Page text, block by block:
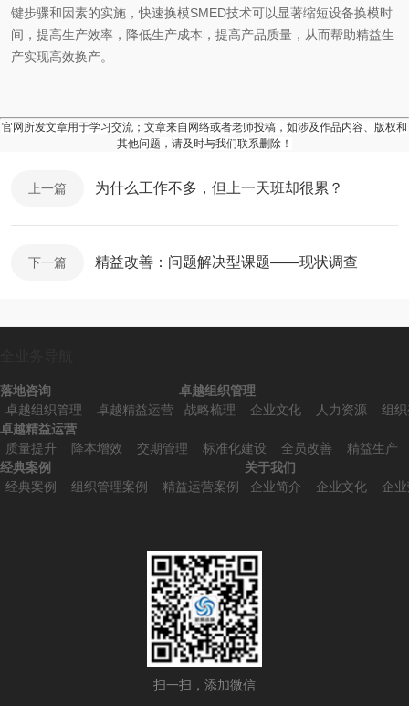
键步骤和因素的实施，快速换模SMED技术可以显著缩短设备换模时
间，提高生产效率，降低生产成本，提高产品质量，从而帮助精益生
产实现高效换产。
官网所发文章用于学习交流；文章来自网络或者老师投稿，如涉及作品内容、版权和
其他问题，请及时与我们联系删除！
上一篇 为什么工作不多，但上一天班却很累？
下一篇 精益改善：问题解决型课题——现状调查
落地咨询
卓越组织管理
卓越精益运营
卓越组织管理
战略梳理
企业文化 人力资源
组
卓越精益运营
质量提升
降本增效 交期管理 标准化建设 全员改善
精益生产
经典案例
经典案例
组织管理案例 精益运营案例
关于我们
企业简介
企业文化 企
扫一扫，添加微信